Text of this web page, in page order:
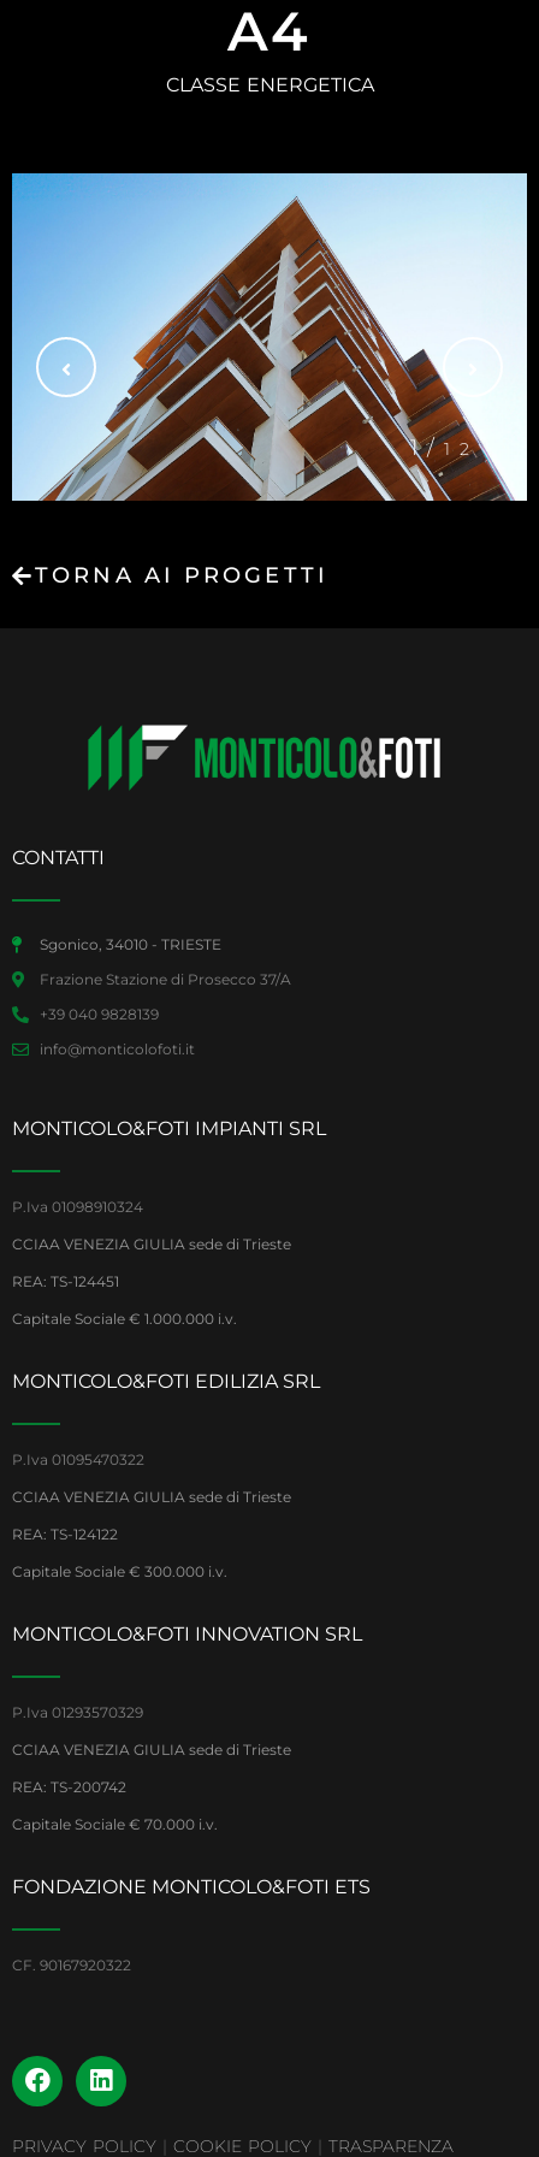
A4
CLASSE ENERGETICA
1/12
TORNA AI PROGETTI
CONTATTI
Sgonico, 34010 - TRIESTE
Frazione Stazione di Prosecco 37/A
+39 040 9828139
info@monticolofoti.it
MONTICOLO&FOTI IMPIANTI SRL
P.Iva 01098910324
CCIAA VENEZIA GIULIA sede di Trieste
REA: TS-124451
Capitale Sociale € 1.000.000 i.v.
MONTICOLO&FOTI EDILIZIA SRL
P.Iva 01095470322
CCIAA VENEZIA GIULIA sede di Trieste
REA: TS-124122
Capitale Sociale € 300.000 i.v.
MONTICOLO&FOTI INNOVATION SRL
P.Iva 01293570329
CCIAA VENEZIA GIULIA sede di Trieste
REA: TS-200742
Capitale Sociale € 70.000 i.v.
FONDAZIONE MONTICOLO&FOTI ETS
CF. 90167920322
PRIVACY POLICY | COOKIE POLICY | TRASPARENZA